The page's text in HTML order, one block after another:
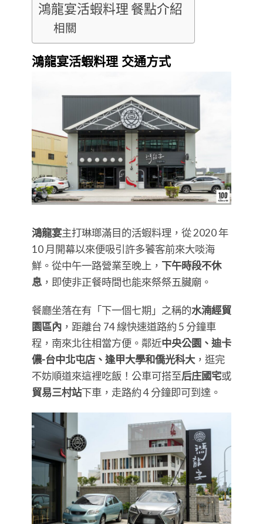
鴻龍宴活蝦料理 餐點介紹
相關
鴻龍宴活蝦料理 交通方式
鴻龍宴主打琳瑯滿目的活蝦料理，從 2020 年
10 月開幕以來便吸引許多饕客前來大啖海
鮮。從中午一路營業至晚上， 下午時段不休
息 ，即使非正餐時間也能來祭祭五臟廟。
餐廳坐落在有「下一個七期」之稱的水湳經貿
園區內 ，距離台 74 線快速道路約 5 分鐘車
程，南來北往相當方便。鄰近中央公園、迪卡
儂-台中北屯店、逢甲大學和僑光科大 ，逛完
不妨順道來這裡吃飯！公車可搭至后庄國宅或
貿易三村站下車，走路約 4 分鐘即可到達。